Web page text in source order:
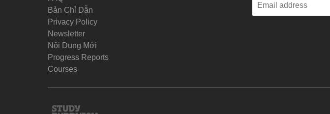
Bản Chỉ Dẫn
Privacy Policy
Newsletter
Nội Dung Mới
Progress Reports
Courses
Study